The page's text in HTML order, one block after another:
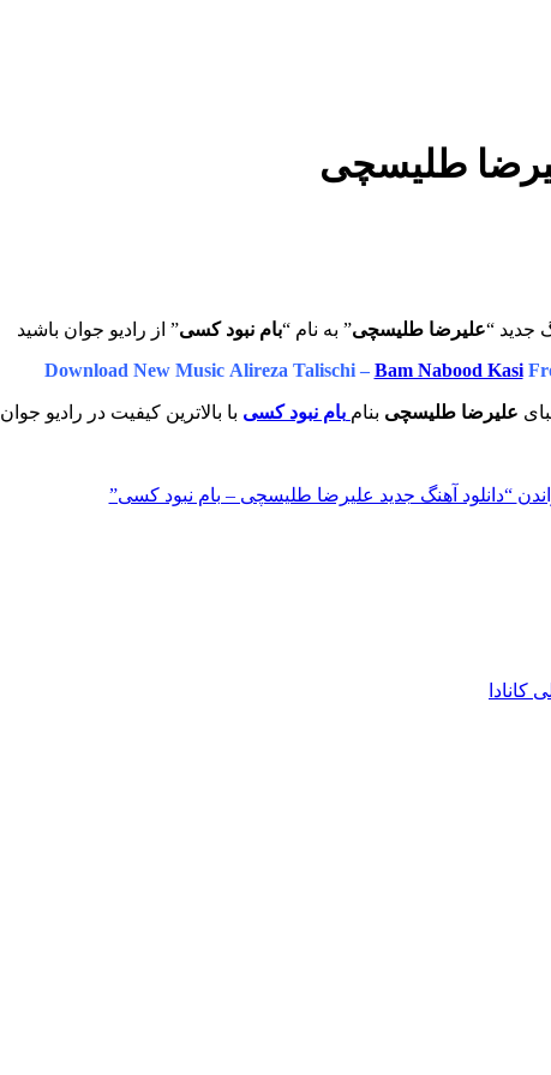
طلیسچی
جدید “علیرضا طلیسچی” به نام “بام نبود کسی” از رادیو جوان باشید
Download New Music Alireza Talischi – Bam Nabood Kasi
علیرضا طلیسچی بنام بام نبود کسی با بالاترین کیفیت در رادیو جوان
“دانلود آهنگ جدید علیرضا طلیسچی – بام نبود کسی”